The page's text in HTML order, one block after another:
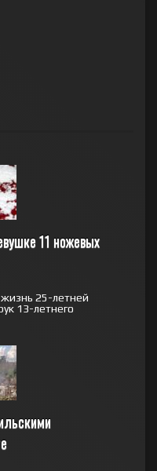
11 ножевых
жизнь 25-летней
13-летнего